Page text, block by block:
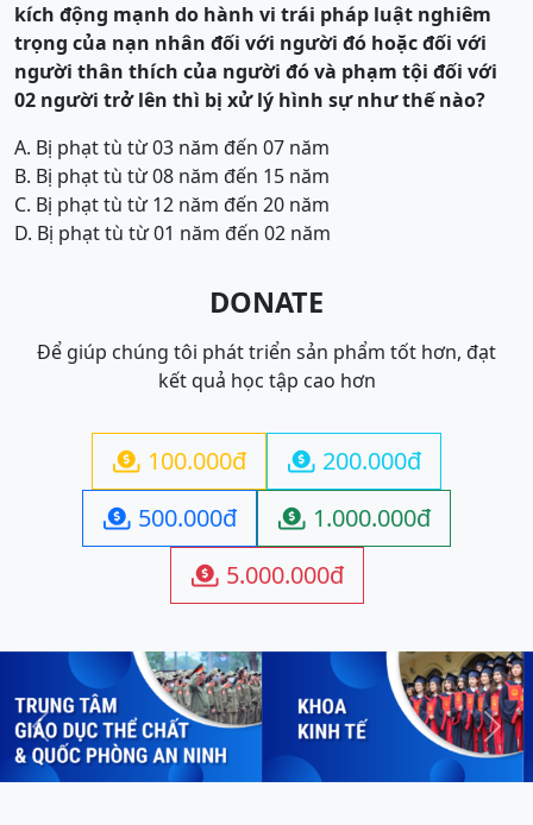
kích động mạnh do hành vi trái pháp luật nghiêm
trọng của nạn nhân đối với người đó hoặc đối với
người thân thích của người đó và phạm tội đối với
02 người trở lên thì bị xử lý hình sự như thế nào?
A. Bị phạt tù từ 03 năm đến 07 năm
B. Bị phạt tù từ 08 năm đến 15 năm
C. Bị phạt tù từ 12 năm đến 20 năm
D. Bị phạt tù từ 01 năm đến 02 năm
DONATE
Để giúp chúng tôi phát triển sản phẩm tốt hơn, đạt
kết quả học tập cao hơn
 100.000đ  200.000đ
 500.000đ  1.000.000đ
 5.000.000đ
Previous Next